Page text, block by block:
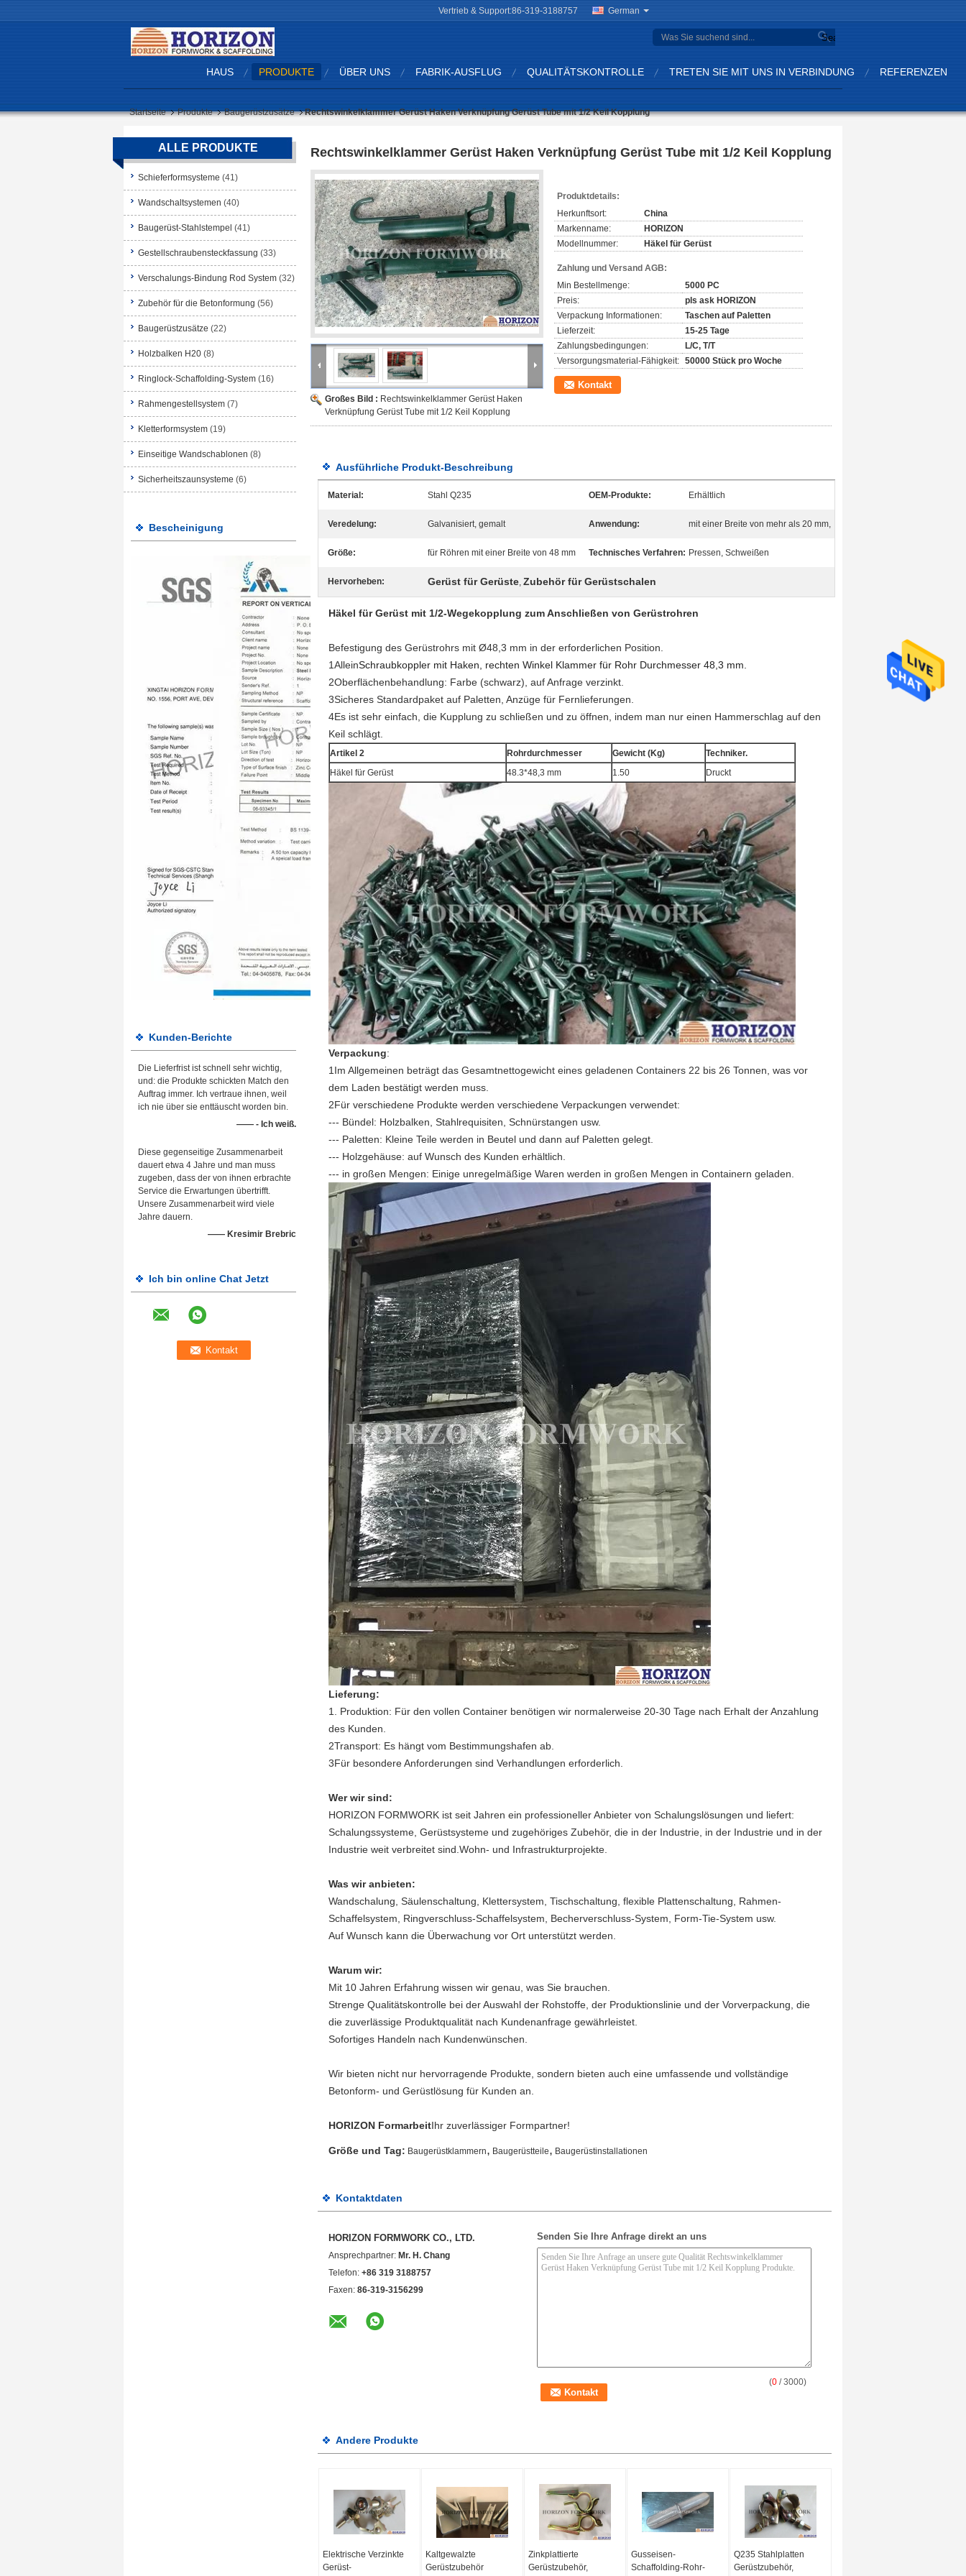
Vertrieb & Support:86-319-3188757 German
Search
HAUS PRODUKTE ÜBER UNS FABRIK-AUSFLUG QUALITÄTSKONTROLLE TRETEN SIE MIT UNS IN VERBINDUNG REFERENZEN
Startseite Produkte Baugerüstzusätze Rechtswinkelklammer Gerüst Haken Verknüpfung Gerüst Tube mit 1/2 Keil Kopplung
ALLE PRODUKTE
Schieferformsysteme (41)
Wandschaltsystemen (40)
Baugerüst-Stahlstempel (41)
Gestellschraubensteckfassung (33)
Verschalungs-Bindung Rod System (32)
Zubehör für die Betonformung (56)
Baugerüstzusätze (22)
Holzbalken H20 (8)
Ringlock-Schaffolding-System (16)
Rahmengestellsystem (7)
Kletterformsystem (19)
Einseitige Wandschablonen (8)
Sicherheitszaunsysteme (6)
Bescheinigung
Kunden-Berichte
Die Lieferfrist ist schnell sehr wichtig,
und: die Produkte schickten Match den
Auftrag immer. Ich vertraue ihnen, weil
ich nie über sie enttäuscht worden bin.
—— - Ich weiß.
Diese gegenseitige Zusammenarbeit
dauert etwa 4 Jahre und man muss
zugeben, dass der von ihnen erbrachte
Service die Erwartungen übertrifft.
Unsere Zusammenarbeit wird viele
Jahre dauern.
—— Kresimir Brebric
Ich bin online Chat Jetzt
Rechtswinkelklammer Gerüst Haken Verknüpfung Gerüst Tube mit 1/2 Keil Kopplung
Großes Bild : Rechtswinkelklammer Gerüst Haken
Verknüpfung Gerüst Tube mit 1/2 Keil Kopplung
Produktdetails:
Herkunftsort:
China
Markenname:
HORIZON
Modellnummer:
Häkel für Gerüst
Zahlung und Versand AGB:
Min Bestellmenge:
5000 PC
Preis:
pls ask HORIZON
Verpackung Informationen:
Taschen auf Paletten
Lieferzeit:
15-25 Tage
Zahlungsbedingungen:
L/C, T/T
Versorgungsmaterial-Fähigkeit: 50000 Stück pro Woche
Kontakt
Ausführliche Produkt-Beschreibung
Material: Stahl Q235 OEM-Produkte: Erhältlich
Veredelung: Galvanisiert, gemalt Anwendung: mit einer Breite von mehr als 20 mm,
Größe: für Röhren mit einer Breite von 48 mm Technisches Verfahren: Pressen, Schweißen
Hervorheben: Gerüst für Gerüste, Zubehör für Gerüstschalen
Häkel für Gerüst mit 1/2-Wegekopplung zum Anschließen von Gerüstrohren
Befestigung des Gerüstrohrs mit Ø48,3 mm in der erforderlichen Position.
1AlleinSchraubkoppler mit Haken, rechten Winkel Klammer für Rohr Durchmesser 48,3 mm.
2Oberflächenbehandlung: Farbe (schwarz), auf Anfrage verzinkt.
3Sicheres Standardpaket auf Paletten, Anzüge für Fernlieferungen.
4Es ist sehr einfach, die Kupplung zu schließen und zu öffnen, indem man nur einen Hammerschlag auf den
Keil schlägt.
Artikel 2 Rohrdurchmesser Gewicht (Kg)
Techniker.
Häkel für Gerüst
48.3*48,3 mm 1.50 Druckt
Verpackung:
1Im Allgemeinen beträgt das Gesamtnettogewicht eines geladenen Containers 22 bis 26 Tonnen, was vor
dem Laden bestätigt werden muss.
2Für verschiedene Produkte werden verschiedene Verpackungen verwendet:
--- Bündel: Holzbalken, Stahlrequisiten, Schnürstangen usw.
--- Paletten: Kleine Teile werden in Beutel und dann auf Paletten gelegt.
--- Holzgehäuse: auf Wunsch des Kunden erhältlich.
--- in großen Mengen: Einige unregelmäßige Waren werden in großen Mengen in Containern geladen.
Lieferung:
1. Produktion: Für den vollen Container benötigen wir normalerweise 20-30 Tage nach Erhalt der Anzahlung
des Kunden.
2Transport: Es hängt vom Bestimmungshafen ab.
3Für besondere Anforderungen sind Verhandlungen erforderlich.
Wer wir sind:
HORIZON FORMWORK ist seit Jahren ein professioneller Anbieter von Schalungslösungen und liefert:
Schalungssysteme, Gerüstsysteme und zugehöriges Zubehör, die in der Industrie, in der Industrie und in der
Industrie weit verbreitet sind.Wohn- und Infrastrukturprojekte.
Was wir anbieten:
Wandschalung, Säulenschaltung, Klettersystem, Tischschaltung, flexible Plattenschaltung, Rahmen-
Schaffelsystem, Ringverschluss-Schaffelsystem, Becherverschluss-System, Form-Tie-System usw.
Auf Wunsch kann die Überwachung vor Ort unterstützt werden.
Warum wir:
Mit 10 Jahren Erfahrung wissen wir genau, was Sie brauchen.
Strenge Qualitätskontrolle bei der Auswahl der Rohstoffe, der Produktionslinie und der Vorverpackung, die
die zuverlässige Produktqualität nach Kundenanfrage gewährleistet.
Sofortiges Handeln nach Kundenwünschen.
Wir bieten nicht nur hervorragende Produkte, sondern bieten auch eine umfassende und vollständige
Betonform- und Gerüstlösung für Kunden an.
HORIZON FormarbeitIhr zuverlässiger Formpartner!
Größe und Tag: Baugerüstklammern, Baugerüstteile, Baugerüstinstallationen
Kontaktdaten
HORIZON FORMWORK CO., LTD.
Ansprechpartner: Mr. H. Chang
Telefon: +86 319 3188757
Faxen: 86-319-3156299
Senden Sie Ihre Anfrage direkt an uns
(0 / 3000)
Andere Produkte
Elektrische Verzinkte
Gerüst-
Kaltgewalzte
Gerüstzubehör
Zinkplattierte
Gerüstzubehör,
Gusseisen-
Schaffolding-Rohr-
Q235 Stahlplatten
Gerüstzubehör,